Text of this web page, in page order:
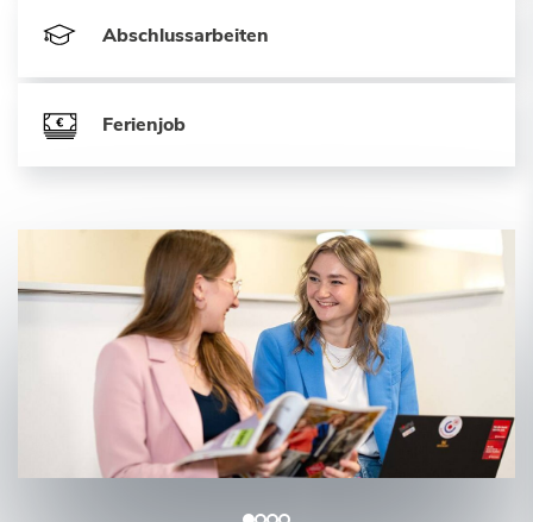
Abschlussarbeiten
Ferienjob